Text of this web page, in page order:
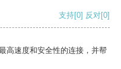
支持[0] 反对[0]
高速度和安全性的连接，并帮